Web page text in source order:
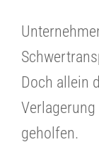
Doch allein
geholfen.